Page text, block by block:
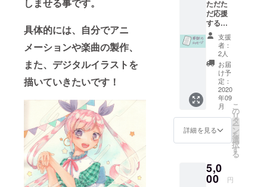
しませる事です。
具体的には、自分でアニ
メーションや楽曲の製作、
また、デジタルイラストを
描いていきたいです！
ただた
だ応援
する
よ！と
いう方
向けで
す。お
礼の
メッ
セージ
を送ら
せて頂
きま
す。
支援
者：
2人
お届
け予
定：
2020
年09
月
詳細を見る
こ
の
リ
タ
ー
ン
を
選
択
す
る
5,0
00 円